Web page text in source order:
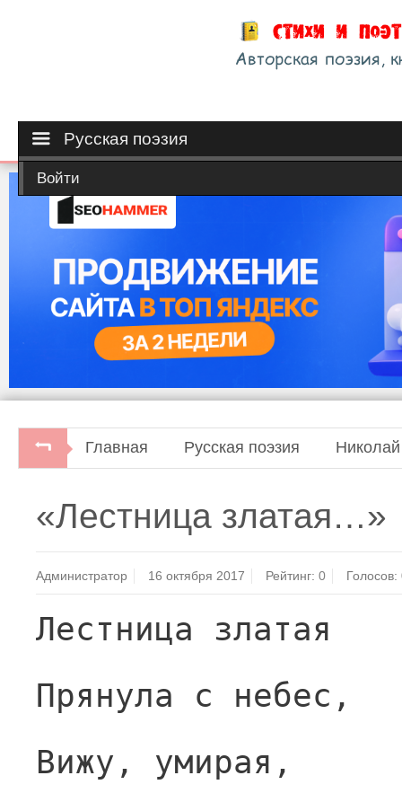
Русская поэзия
Войти
Главная Русская поэзия
«Лестница златая…»
Администратор 16 октября 2017 Рейтинг:0 Голосов:
Лестница златая
Прянула с небес,
Вижу, умирая,